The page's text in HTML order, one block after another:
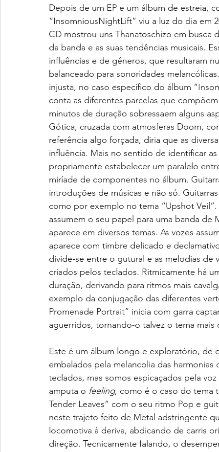
Depois de um EP e um álbum de estreia,
“InsomniousNightLift” viu a luz do dia
CD mostrou uns Thanatoschizo em
da banda e as suas tendências musicais.
influências e de géneros, que resultaram
balanceado para sonoridades
injusta, no caso específico do álbum
conta as diferentes parcelas que
minutos de duração sobressaem alguns
Gótica, cruzada com atmosferas Doom,
referência algo forçada, diria que as
influência. Mais no sentido de identificar
propriamente estabelecer um paralelo
miríade de componentes no álbum.
introduções de músicas e não só.
como por exemplo no tema “Upshot
assumem o seu papel para uma banda
aparece em diversos temas. As vozes
aparece com timbre delicado e
divide-se entre o gutural e as melodias de
criados pelos teclados. Ritmicamente há
duração, derivando para ritmos mais
exemplo da conjugação das diferentes
Promenade Portrait” inicia com garra
aguerridos, tornando-o talvez o tema
Este é um álbum longo e exploratório, de
embalados pela melancolia das
teclados, mas somos espicaçados pela
amputa o feeling, como é o caso do tema
Tender Leaves” com o seu ritmo Pop e
neste trajeto feito de Metal adstringente
locomotiva à deriva, abdicando de carris
direção. Tecnicamente falando, o